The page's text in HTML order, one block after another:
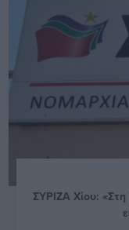
ΣΥΡΙΖΑ Χίου: